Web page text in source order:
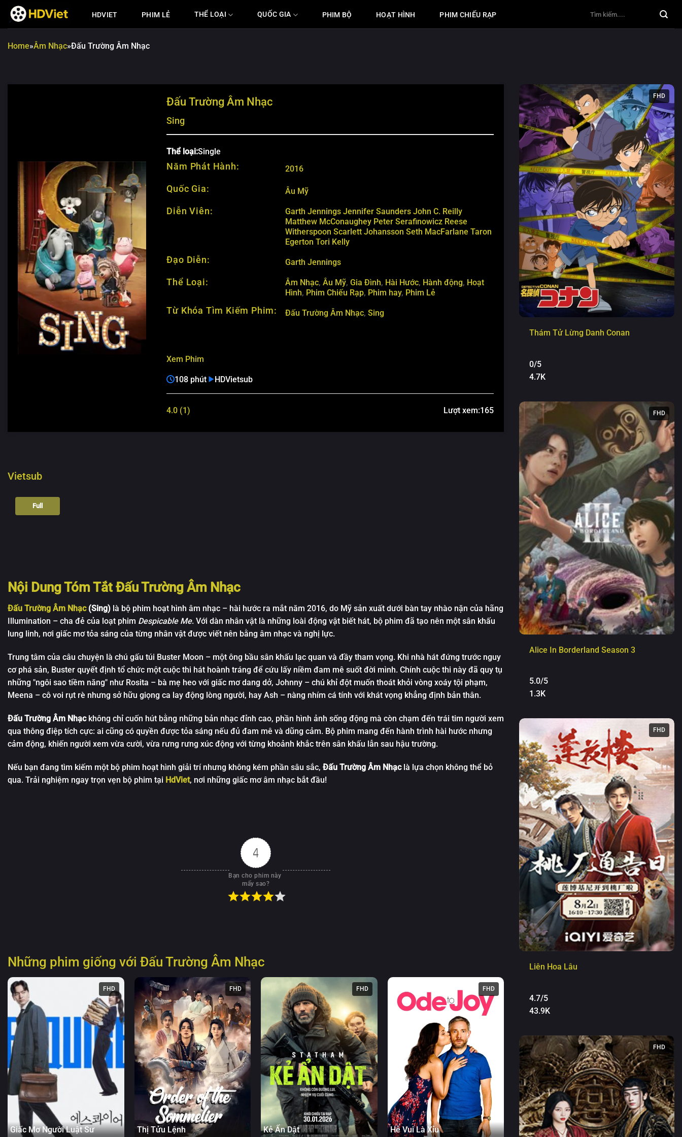
Chuyển
đến
nội
dung
HDVIET PHIM LẺ THỂ LOẠI QUỐC GIA PHIM BỘ HOẠT HÌNH PHIM CHIẾU RẠP
Home»Âm Nhạc»Đấu Trường Âm Nhạc
Đấu Trường Âm Nhạc
Sing
Thể loại:Single
Năm Phát Hành: 2016
Quốc Gia: Âu Mỹ
Diễn Viên: Garth Jennings Jennifer Saunders John C. Reilly
Matthew McConaughey Peter Serafinowicz Reese
Witherspoon Scarlett Johansson Seth MacFarlane Taron
Egerton Tori Kelly
Đạo Diễn: Garth Jennings
Thể Loại: Âm Nhạc,Âu Mỹ,Gia Đình, Hài Hước, Hành động, Hoạt
Hình, Phim Chiếu Rạp, Phim hay, Phim Lẻ
Từ Khóa Tìm Kiếm Phim: Đấu Trường Âm Nhạc,Sing
Xem Phim
108 phút HDVietsub
4.0 (1) Lượt xem:165
Vietsub
Full
Nội Dung Tóm Tắt Đấu Trường Âm Nhạc
Đấu Trường Âm Nhạc(Sing) là bộ phim hoạt hình âm nhạc – hài hước ra mắt năm 2016, do Mỹ sản xuất dưới bàn tay nhào nặn của hãng
Illumination – cha đẻ của loạt phim Despicable Me. Với dàn nhân vật là những loài động vật biết hát, bộ phim đã tạo nên một sân khấu
lung linh, nơi giấc mơ tỏa sáng của từng nhân vật được viết nên bằng âm nhạc và nghị lực.
Trung tâm của câu chuyện là chú gấu túi Buster Moon – một ông bầu sân khấu lạc quan và đầy tham vọng. Khi nhà hát đứng trước nguy
cơ phá sản, Buster quyết định tổ chức một cuộc thi hát hoành tráng để cứu lấy niềm đam mê suốt đời mình. Chính cuộc thi này đã quy tụ
những "ngôi sao tiềm năng" như Rosita – bà mẹ heo với giấc mơ dang dở, Johnny – chú khỉ đột muốn thoát khỏi vòng xoáy tội phạm,
Meena – cô voi rụt rè nhưng sở hữu giọng ca lay động lòng người, hay Ash – nàng nhím cá tính với khát vọng khẳng định bản thân.
Đấu Trường Âm Nhạckhông chỉ cuốn hút bằng những bản nhạc đỉnh cao, phần hình ảnh sống động mà còn chạm đến trái tim người xem
qua thông điệp tích cực: ai cũng có quyền được tỏa sáng nếu đủ đam mê và dũng cảm. Bộ phim mang đến hành trình hài hước nhưng
cảm động, khiến người xem vừa cười, vừa rưng rưng xúc động với từng khoảnh khắc trên sân khấu lẫn sau hậu trường.
Nếu bạn đang tìm kiếm một bộ phim hoạt hình giải trí nhưng không kém phần sâu sắc, Đấu Trường Âm Nhạclà lựa chọn không thể bỏ
qua. Trải nghiệm ngay trọn vẹn bộ phim tại HdViet, nơi những giấc mơ âm nhạc bắt đầu!
4
Bạn cho phim này
mấy sao?
Những phim giống với Đấu Trường Âm Nhạc
FHD
Giấc Mơ Người Luật Sư
FHD
Thị Tửu Lệnh
FHD
Kẻ Ẩn Dật
FHD
Hễ Vui Là Xỉu
FHD
Thám Tử Lừng Danh Conan
0/5
4.7K
FHD
Alice In Borderland Season 3
5.0/5
1.3K
FHD
Liên Hoa Lâu
4.7/5
43.9K
FHD